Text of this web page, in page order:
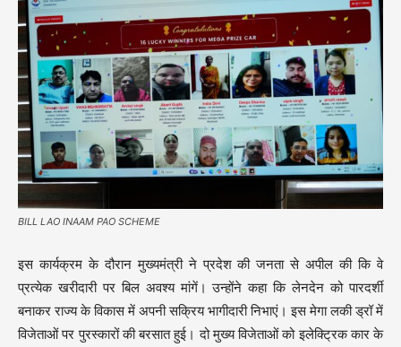
BILL LAO INAAM PAO SCHEME
इस कार्यक्रम के दौरान मुख्यमंत्री ने प्रदेश की जनता से अपील की कि वे
प्रत्येक खरीदारी पर बिल अवश्य मांगें। उन्होंने कहा कि लेनदेन को पारदर्शी
बनाकर राज्य के विकास में अपनी सक्रिय भागीदारी निभाएं। इस मेगा लकी ड्रॉ में
विजेताओं पर पुरस्कारों की बरसात हुई। दो मुख्य विजेताओं को इलेक्ट्रिक कार के